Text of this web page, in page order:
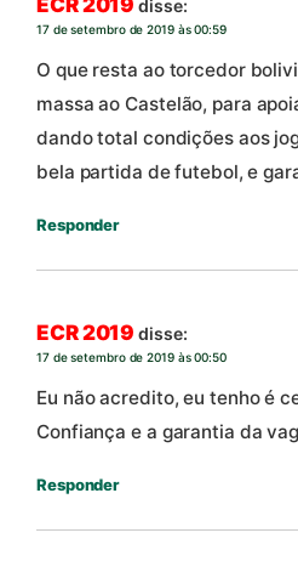
disse:
17 de setembro de 2019 às 00:59
O que resta ao torcedor
massa ao Castelão, para
dando total condições aos
bela partida de futebol, e
Responder
ECR 2019 disse:
17 de setembro de 2019 às 00:50
Eu não acredito, eu tenho é
Confiança e a garantia da
Responder